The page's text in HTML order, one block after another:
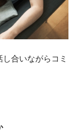
合いながらコミ